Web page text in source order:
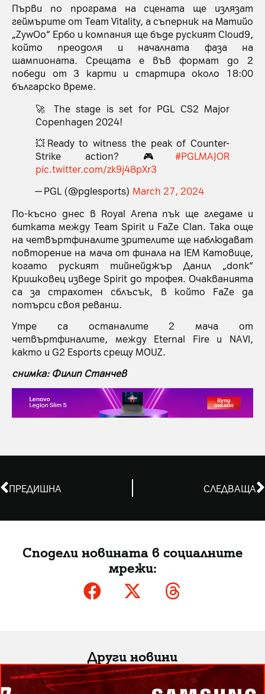
Първи по програма на сцената ще излязат
геймърите от Team Vitality, а съперник на Матийо
„ZywOo“ Ербо и компания ще бъде руският Cloud9,
който преодоля и началната фаза на
шампионата. Срещата е във формат до 2
победи от 3 карти и стартира около 18:00
българско време.
🚀 The stage is set for PGL CS2 Major
Copenhagen 2024!
💥Ready to witness the peak of Counter-
Strike action? 🎮 #PGLMAJOR
pic.twitter.com/zk9j48pXr3
— PGL (@pglesports) March 27, 2024
По-късно днес в Royal Arena пък ще гледаме и
битката между Team Spirit и FaZe Clan. Така още
на четвъртфиналите зрителите ще наблюдават
повторение на мача от финала на IEM Катовице,
когато руският тийнейджър Данил „donk“
Кришковец изведе Spirit до трофея. Очакванията
са за страхотен сблъсък, в който FaZe да
потърси своя реванш.
Утре са останалите 2 мача от
четвъртфиналите, между Eternal Fire и NAVI,
както и G2 Esports срещу MOUZ.
снимка: Филип Станчев
ПРЕДИШНА СЛЕДВАЩА
Сподели новината в социалните
мрежи:
Други новини